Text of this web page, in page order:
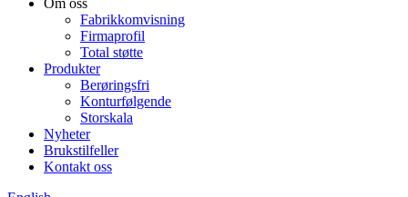
Om oss
Fabrikkomvisning
Firmaprofil
Total støtte
Produkter
Berøringsfri
Konturfølgende
Storskala
Nyheter
Brukstilfeller
Kontakt oss